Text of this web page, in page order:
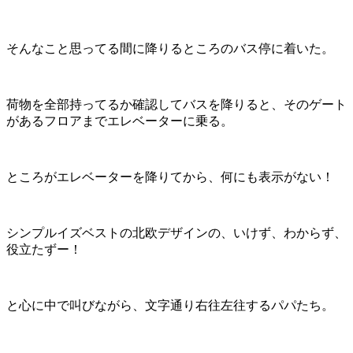
そんなこと思ってる間に降りるところのバス停に着いた。
荷物を全部持ってるか確認してバスを降りると、そのゲート
があるフロアまでエレベーターに乗る。
ところがエレベーターを降りてから、何にも表示がない！
シンプルイズベストの北欧デザインの、いけず、わからず、
役立たずー！
と心に中で叫びながら、文字通り右往左往するパパたち。